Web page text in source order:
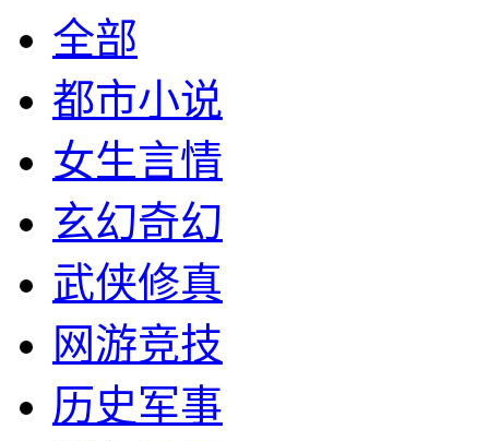
全部
都市小说
女生言情
玄幻奇幻
武侠修真
网游竞技
历史军事